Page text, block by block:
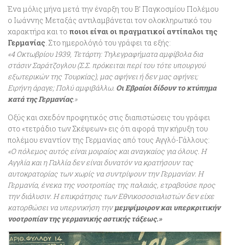
Ένα μόλις μήνα μετά την έναρξη του Β’ Παγκοσμίου Πολέμου
ο Ιωάννης Μεταξάς αντιλαμβάνεται τον ολοκληρωτικό του
χαρακτήρα και το ποιοι είναι οι πραγματικοί αντίπαλοι της
Γερμανίας. Στο ημερολόγιό του γράφει τα εξής:
«4 Οκτωβρίου 1939, Τετάρτη: Τηλεγραφήματα αμφίβολα δια
στάσιν Σαράτζογλου (Σ.Σ. πρόκειται περί του τότε υπουργού
εξωτερικών της Tουρκίας), μας αφήνει ή δεν μας αφήνει;
Ειρήνη άραγε; Πολύ αμφιβάλλω. Οι Εβραίοι δίδουν το κτύπημα
κατά της Γερμανίας.»
Οξύς και σχεδόν προφητικός στις διαπιστώσεις του γράφει
στο «τετράδιο των Σκέψεων» εις ότι αφορά την κήρυξη του
πολέμου εναντίον της Γερμανίας από τους Αγγλό-Γάλλους:
«Ο πόλεμος αυτός είναι μοιραίος και αναγκαίος για όλους. Η
Αγγλία και η Γαλλία δεν είναι δυνατόν να κρατήσουν τας
αυτοκρατορίας των χωρίς να συντρίψουν την Γερμανίαν. Η
Γερμανία, ένεκα της νοοτροπίας της παλαιάς, ετραβούσε προς
την διάλυσιν. Η επικράτησις των Εθνικοσοσιαλιστών δεν είχε
κατορθώσει να υπερνικήση τηνμεμψίμοιρον και υπερκριτικήν
νοοτροπίαν της γερμανικής αστικής τάξεως.»